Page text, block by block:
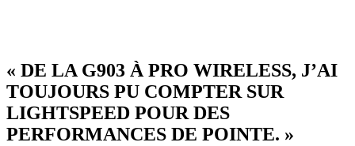
« DE LA G903 À PRO WIRELESS, J’AI
TOUJOURS PU COMPTER SUR
LIGHTSPEED POUR DES
PERFORMANCES DE POINTE. »